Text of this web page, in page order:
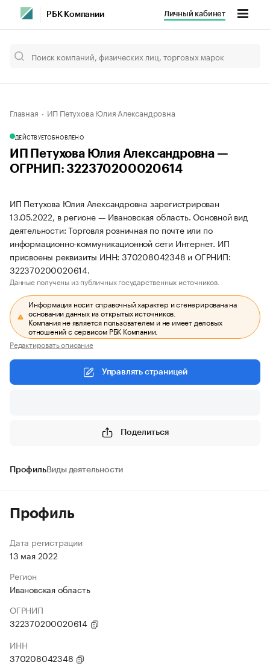
РБК Компании Личный кабинет
Главная ИП Петухова Юлия Александровна
ДЕЙСТВУЕТОБНОВЛЕНО
ИП Петухова Юлия Александровна —
ОГРНИП: 322370200020614
ИП Петухова Юлия Александровна зарегистрирован
13.05.2022, в регионе — Ивановская область. Основной вид
деятельности: Торговля розничная по почте или по
информационно-коммуникационной сети Интернет. ИП
присвоены реквизиты ИНН: 370208042348 и ОГРНИП:
322370200020614.
Данные получены из публичных государственных источников.
Информация носит справочный характер и сгенерирована на
основании данных из открытых источников.
Компания не является пользователем и не имеет деловых
отношений с сервисом РБК Компании.
Редактировать описание
Управлять страницей
Поделиться
ПрофильВиды деятельности
Профиль
Дата регистрации
13 мая 2022
Регион
Ивановская область
ОГРНИП
322370200020614
ИНН
370208042348